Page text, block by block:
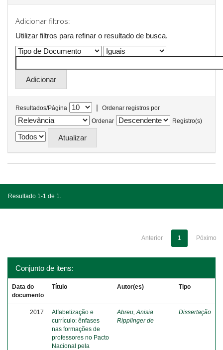
Adicionar filtros:
Utilizar filtros para refinar o resultado de busca.
Resultados/Página |
Ordenar registros por
Ordenar
Registro(s)
Resultado 1-1 de 1.
Anterior 1 Póximo
Conjunto de itens:
Data do
documento
Título Autor(es) Tipo
2017
Alfabetização e
currículo: ênfases
nas formações de
professores no Pacto
Nacional pela
Abreu, Anisia
Ripplinger de
Dissertação